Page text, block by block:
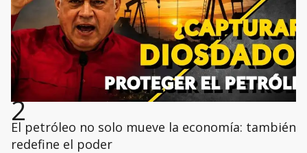
2
El petróleo no solo mueve la economía: también
redefine el poder